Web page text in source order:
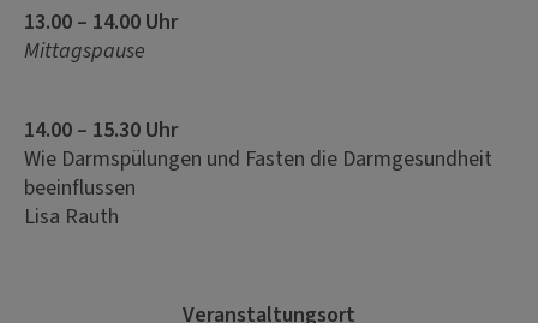
13.00 – 14.00 Uhr
Mittagspause
14.00 – 15.30 Uhr
Wie Darmspülungen und Fasten die Darmgesundheit
beeinflussen
Lisa Rauth
Veranstaltungsort